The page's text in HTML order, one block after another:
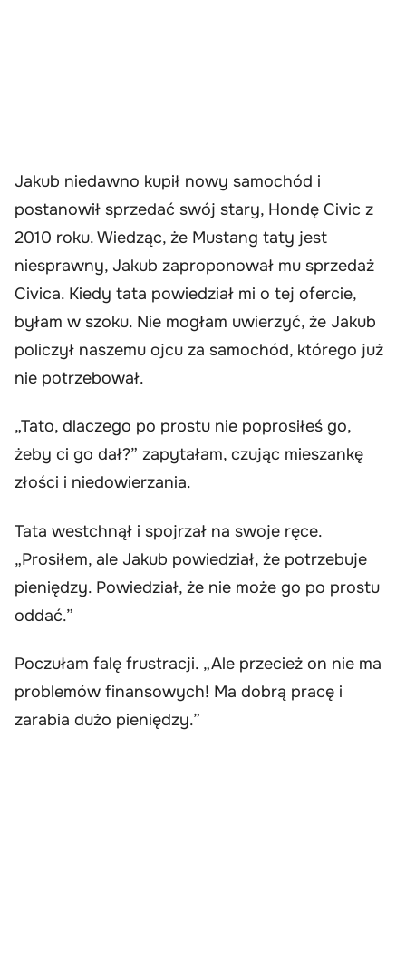
Jakub niedawno kupił nowy samochód i
postanowił sprzedać swój stary, Hondę Civic z
2010 roku. Wiedząc, że Mustang taty jest
niesprawny, Jakub zaproponował mu sprzedaż
Civica. Kiedy tata powiedział mi o tej ofercie,
byłam w szoku. Nie mogłam uwierzyć, że Jakub
policzył naszemu ojcu za samochód, którego już
nie potrzebował.
„Tato, dlaczego po prostu nie poprosiłeś go,
żeby ci go dał?” zapytałam, czując mieszankę
złości i niedowierzania.
Tata westchnął i spojrzał na swoje ręce.
„Prosiłem, ale Jakub powiedział, że potrzebuje
pieniędzy. Powiedział, że nie może go po prostu
oddać.”
Poczułam falę frustracji. „Ale przecież on nie ma
problemów finansowych! Ma dobrą pracę i
zarabia dużo pieniędzy.”